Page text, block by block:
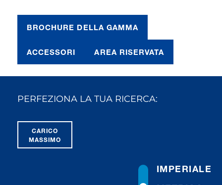
BROCHURE DELLA GAMMA
ACCESSORI AREA RISERVATA
PERFEZIONA LA TUA RICERCA:
CARICO
MASSIMO
IMPERIALE